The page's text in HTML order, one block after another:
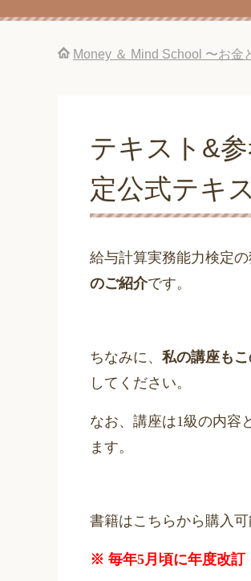
Money ＆ Mind School 〜お金
テキスト&
定公式テキ
給与計算実務能力検定
のご紹介です。
ちなみに、 私の講座も
してください。
なお、講座は1級の内容
ます。
書籍はこちらから購入